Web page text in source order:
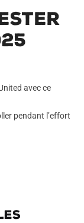
avec ce
pendant l’effort